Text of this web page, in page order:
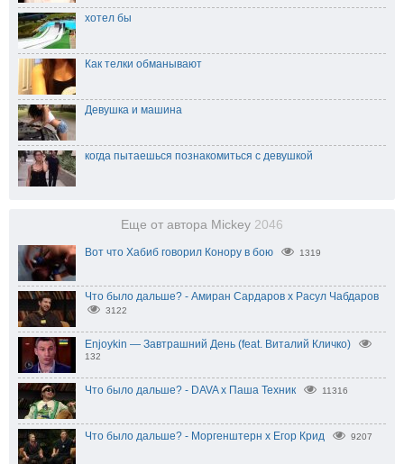
хотел бы
Как телки обманывают
Девушка и машина
когда пытаешься познакомиться с девушкой
Еще от автора Mickey 2046
Вот что Хабиб говорил Конору в бою 1319
Что было дальше? - Амиран Сардаров х Расул Чабдаров
3122
Enjoykin — Завтрашний День (feat. Виталий Кличко)
132
Что было дальше? - DAVA х Паша Техник 11316
Что было дальше? - Моргенштерн x Егор Крид 9207